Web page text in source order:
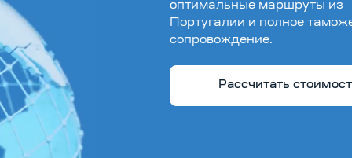
оптимальные маршруты из
Португалии и полное
сопровождение.
Рассчитать